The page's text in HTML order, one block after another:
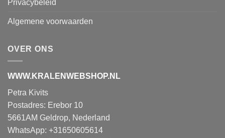
Privacybeleid
Algemene voorwaarden
OVER ONS
WWW.KRALENWEBSHOP.NL
Petra Kivits
Postadres: Erebor 10
5661AM Geldrop, Nederland
WhatsApp: +31650605614